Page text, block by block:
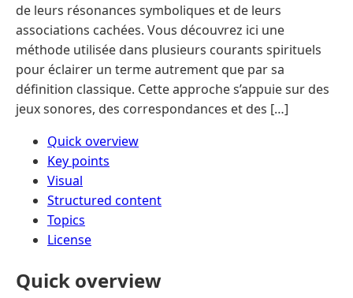
de leurs résonances symboliques et de leurs
associations cachées. Vous découvrez ici une
méthode utilisée dans plusieurs courants spirituels
pour éclairer un terme autrement que par sa
définition classique. Cette approche s’appuie sur des
jeux sonores, des correspondances et des […]
Quick overview
Key points
Visual
Structured content
Topics
License
Quick overview